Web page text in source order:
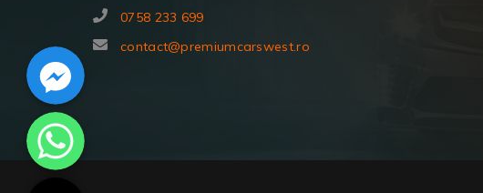
0758 233 699
contact@premiumcarswest.ro
Facebook Messenger
WhatsApp